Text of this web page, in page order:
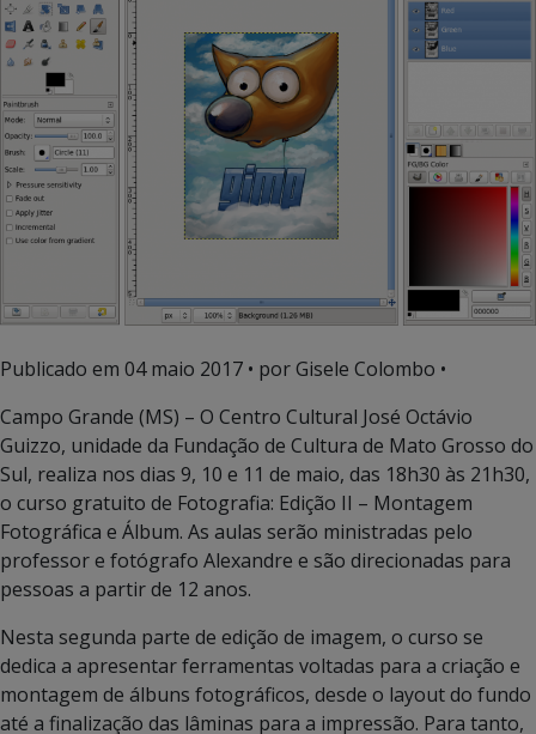
Publicado em 04 maio 2017 • por Gisele Colombo •
Campo Grande (MS) – O Centro Cultural José Octávio
Guizzo, unidade da Fundação de Cultura de Mato Grosso do
Sul, realiza nos dias 9, 10 e 11 de maio, das 18h30 às 21h30,
o curso gratuito de Fotografia: Edição II – Montagem
Fotográfica e Álbum. As aulas serão ministradas pelo
professor e fotógrafo Alexandre e são direcionadas para
pessoas a partir de 12 anos.
Nesta segunda parte de edição de imagem, o curso se
dedica a apresentar ferramentas voltadas para a criação e
montagem de álbuns fotográficos, desde o layout do fundo
até a finalização das lâminas para a impressão. Para tanto,